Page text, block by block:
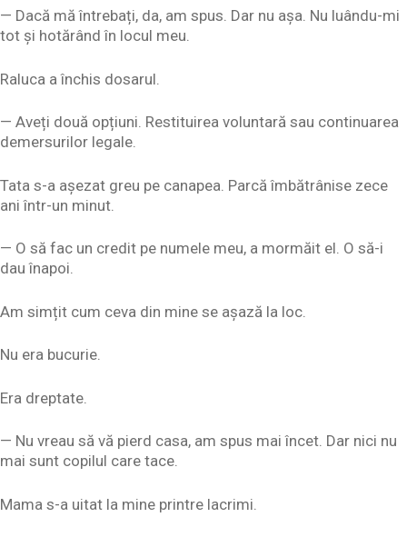
— Dacă mă întrebați, da, am spus. Dar nu așa. Nu luându-mi
tot și hotărând în locul meu.
Raluca a închis dosarul.
— Aveți două opțiuni. Restituirea voluntară sau continuarea
demersurilor legale.
Tata s-a așezat greu pe canapea. Parcă îmbătrânise zece
ani într-un minut.
— O să fac un credit pe numele meu, a mormăit el. O să-i
dau înapoi.
Am simțit cum ceva din mine se așază la loc.
Nu era bucurie.
Era dreptate.
— Nu vreau să vă pierd casa, am spus mai încet. Dar nici nu
mai sunt copilul care tace.
Mama s-a uitat la mine printre lacrimi.